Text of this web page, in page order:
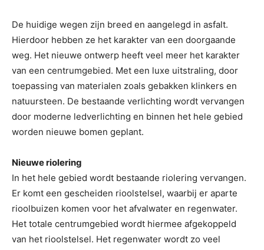
De huidige wegen zijn breed en aangelegd in asfalt.
Hierdoor hebben ze het karakter van een doorgaande
weg. Het nieuwe ontwerp heeft veel meer het karakter
van een centrumgebied. Met een luxe uitstraling, door
toepassing van materialen zoals gebakken klinkers en
natuursteen. De bestaande verlichting wordt vervangen
door moderne ledverlichting en binnen het hele gebied
worden nieuwe bomen geplant.
Nieuwe riolering
In het hele gebied wordt bestaande riolering vervangen.
Er komt een gescheiden rioolstelsel, waarbij er aparte
rioolbuizen komen voor het afvalwater en regenwater.
Het totale centrumgebied wordt hiermee afgekoppeld
van het rioolstelsel. Het regenwater wordt zo veel